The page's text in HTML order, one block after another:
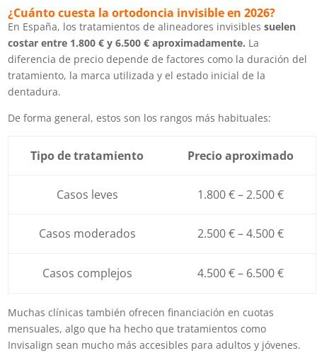
¿Cuánto cuesta la ortodoncia invisible en 2026?
En España, los tratamientos de alineadores invisiblessuelen
costar entre 1.800 € y 6.500 € aproximadamente. La
diferencia de precio depende de factores como la duración del
tratamiento, la marca utilizada y el estado inicial de la
dentadura.
De forma general, estos son los rangos más habituales:
Tipo de tratamiento Precio aproximado
Casos leves 1.800 € – 2.500 €
Casos moderados 2.500 € – 4.500 €
Casos complejos 4.500 € – 6.500 €
Muchas clínicas también ofrecen financiación en cuotas
mensuales, algo que ha hecho que tratamientos como
Invisalign sean mucho más accesibles para adultos y jóvenes.